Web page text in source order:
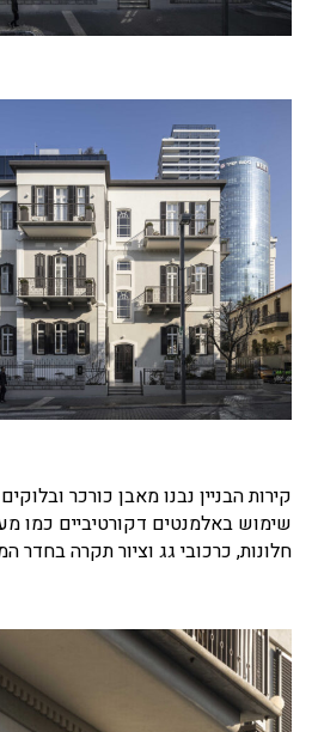
קירות הבניין נבנו מאבן כורכר
שימוש באלמנטים דקורטיביים כמו
חלונות, כרכובי גג וציור תקרה בחדר